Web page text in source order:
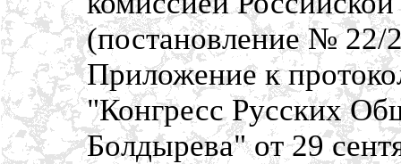
(постановление № 22/
Приложение к
"Конгресс Русских
Болдырева" от 29